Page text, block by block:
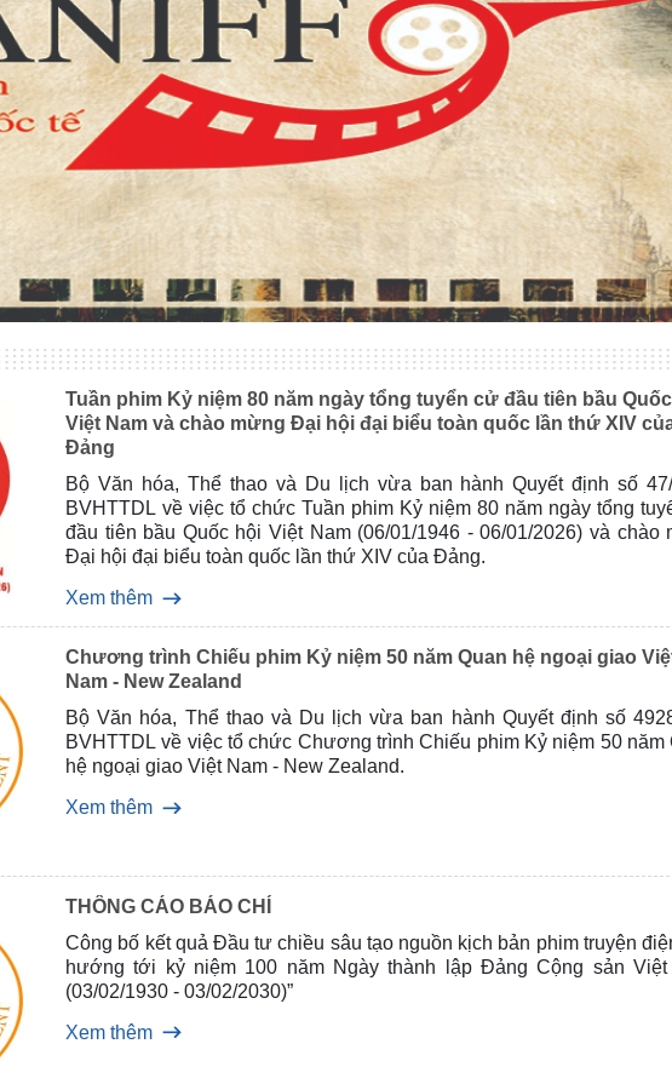
Tuần phim Kỷ niệm 80 năm ngày tổng tuyển cử đầu tiên bầu
Việt Nam và chào mừng Đại hội đại biểu toàn quốc lần thứ XIV
Đảng
Bộ Văn hóa, Thể thao và Du lịch vừa ban hành Quyết định số
BVHTTDL về việc tổ chức Tuần phim Kỷ niệm 80 năm ngày tổng
đầu tiên bầu Quốc hội Việt Nam (06/01/1946 - 06/01/2026) và chào
Đại hội đại biểu toàn quốc lần thứ XIV của Đảng.
Xem thêm
Chương trình Chiếu phim Kỷ niệm 50 năm Quan hệ ngoại giao
Nam - New Zealand
Bộ Văn hóa, Thể thao và Du lịch vừa ban hành Quyết định số
BVHTTDL về việc tổ chức Chương trình Chiếu phim Kỷ niệm 50 năm
hệ ngoại giao Việt Nam - New Zealand.
Xem thêm
THÔNG CÁO BÁO CHÍ
Công bố kết quả Đầu tư chiều sâu tạo nguồn kịch bản phim truyện
hướng tới kỷ niệm 100 năm Ngày thành lập Đảng Cộng sản Việt
(03/02/1930 - 03/02/2030)”
Xem thêm